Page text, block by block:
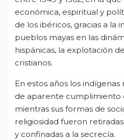
económica, espiritual y
de los ibéricos, gracias a la
pueblos mayas en las
hispánicas, la explotación
cristianos.
En estos años los
de aparente cumplimiento
mientras sus formas de
religiosidad fueron
y confinadas a la secrecía.